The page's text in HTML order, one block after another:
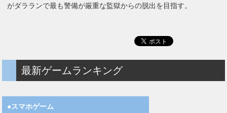
がダラランで最も警備が厳重な監獄からの脱出を目指す。
最新ゲームランキング
●スマホゲーム